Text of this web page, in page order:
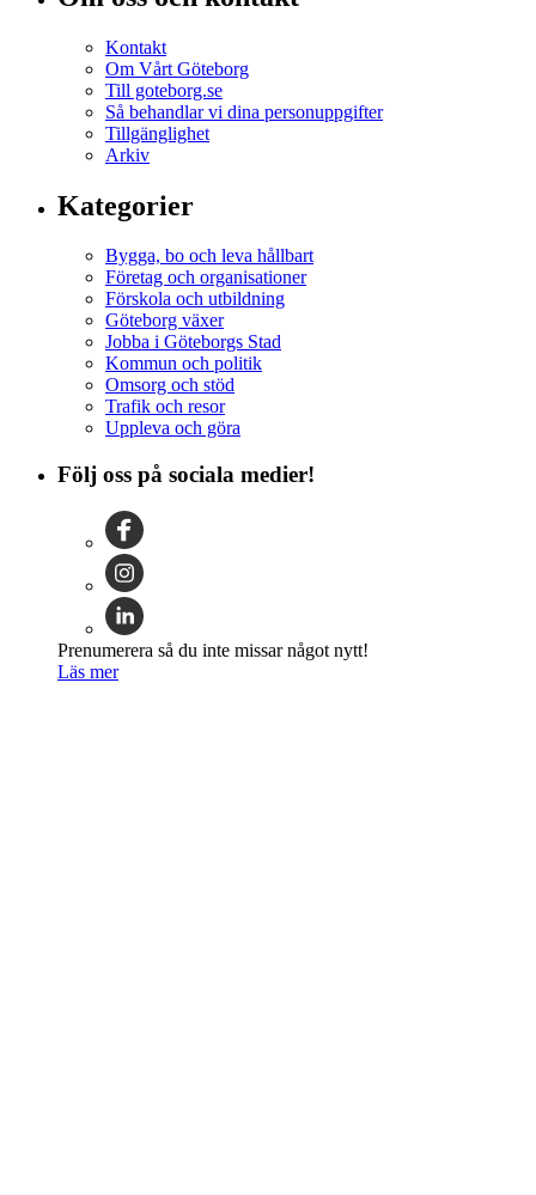
Kontakt
Om Vårt Göteborg
Till goteborg.se
Så behandlar vi dina personuppgifter
Tillgänglighet
Arkiv
Kategorier
Bygga, bo och leva hållbart
Företag och organisationer
Förskola och utbildning
Göteborg växer
Jobba i Göteborgs Stad
Kommun och politik
Omsorg och stöd
Trafik och resor
Uppleva och göra
Följ oss på sociala medier!
Prenumerera så du inte missar något nytt!
Läs mer